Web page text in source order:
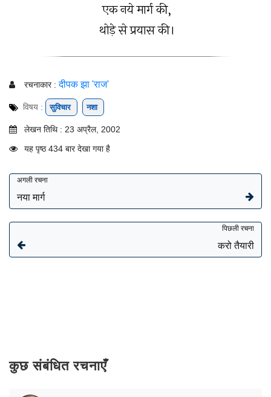
एक नये मार्ग की,
थोड़े से प्रयास की।
रचनाकार : दीपक झा 'राज'
विषय : सुविचार नशा
लेखन तिथि : 23 अप्रैल, 2002
यह पृष्ठ 434 बार देखा गया है
अगली रचना
नया मार्ग
पिछली रचना
करो तैयारी
कुछ संबंधित रचनाएँ